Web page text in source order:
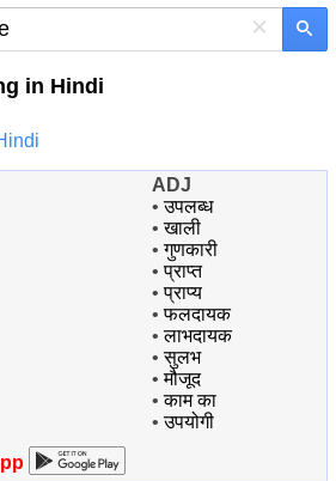
×
in Hindi
ADJ
•उपलब्ध
•खाली
•गुणकारी
•प्राप्त
•प्राप्य
•फलदायक
•लाभदायक
•सुलभ
•मौजूद
•काम का
•उपयोगी